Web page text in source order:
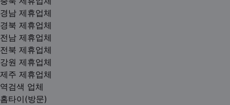
경남 제휴업체
경북 제휴업체
전남 제휴업체
전북 제휴업체
강원 제휴업체
제주 제휴업체
역검색 업체
홈타이(방문)